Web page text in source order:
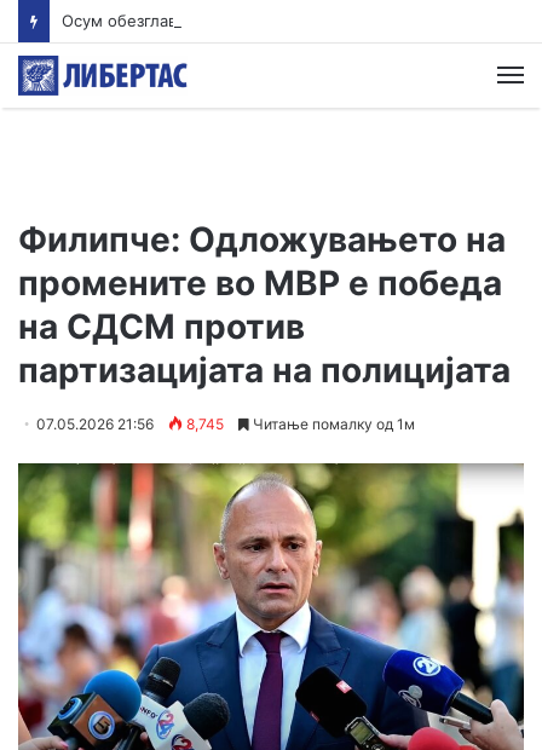
Филипче: Одложувањето на
промените во МВР е победа
на СДСМ против
партизацијата на полицијата
07.05.2026 21:56 8,745 Читање помалку од 1м